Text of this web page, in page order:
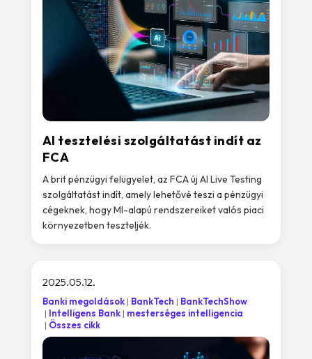
AI tesztelési szolgáltatást indít az
FCA
A brit pénzügyi felügyelet, az FCA új AI Live Testing
szolgáltatást indít, amely lehetővé teszi a pénzügyi
cégeknek, hogy MI-alapú rendszereiket valós piaci
környezetben teszteljék.
2025.05.12.
Banki megoldások BankTech
BankTechShow
Intelligens Bank
mesterséges intelligencia
Összes cikk